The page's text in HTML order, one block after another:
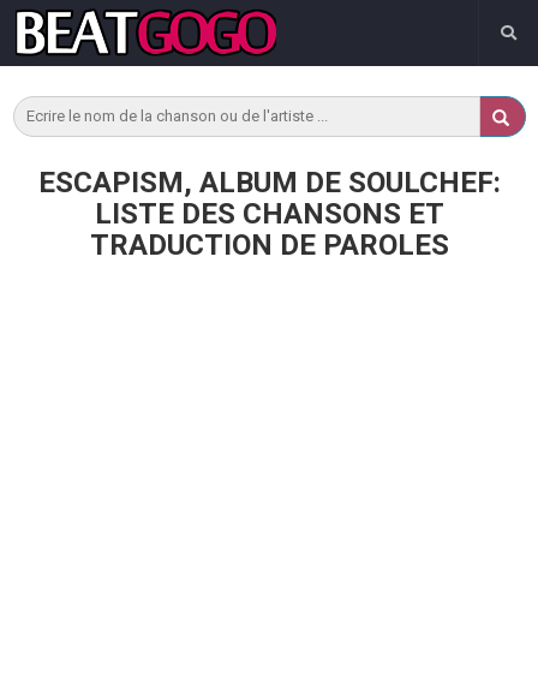
ESCAPISM, ALBUM DE SOULCHEF:
LISTE DES CHANSONS ET
TRADUCTION DE PAROLES